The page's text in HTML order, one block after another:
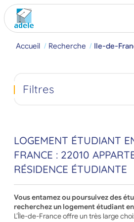
Accueil Recherche Ile-de-
LOGEMENT ÉTUDIANT
FRANCE : 22010
RÉSIDENCE ÉTUDIANTE
Vous entamez ou poursuivez des
recherchez un logement étudiant
L’Île-de-France offre un très large
Filtres